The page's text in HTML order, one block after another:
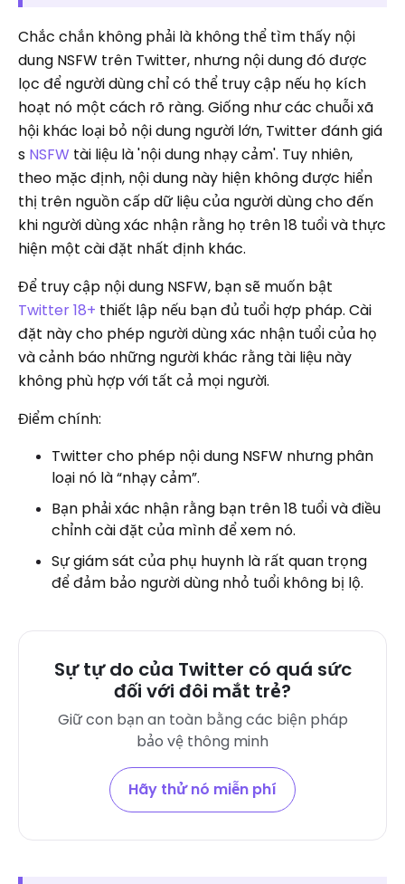
Chắc chắn không phải là không thể tìm thấy nội
dung NSFW trên Twitter, nhưng nội dung đó được
lọc để người dùng chỉ có thể truy cập nếu họ kích
hoạt nó một cách rõ ràng. Giống như các chuỗi xã
hội khác loại bỏ nội dung người lớn, Twitter đánh giá
s NSFW tài liệu là 'nội dung nhạy cảm'. Tuy nhiên,
theo mặc định, nội dung này hiện không được hiển
thị trên nguồn cấp dữ liệu của người dùng cho đến
khi người dùng xác nhận rằng họ trên 18 tuổi và thực
hiện một cài đặt nhất định khác.
Để truy cập nội dung NSFW, bạn sẽ muốn bật
Twitter 18+ thiết lập nếu bạn đủ tuổi hợp pháp. Cài
đặt này cho phép người dùng xác nhận tuổi của họ
và cảnh báo những người khác rằng tài liệu này
không phù hợp với tất cả mọi người.
Điểm chính:
Twitter cho phép nội dung NSFW nhưng phân
loại nó là “nhạy cảm”.
Bạn phải xác nhận rằng bạn trên 18 tuổi và điều
chỉnh cài đặt của mình để xem nó.
Sự giám sát của phụ huynh là rất quan trọng
để đảm bảo người dùng nhỏ tuổi không bị lộ.
Sự tự do của Twitter có quá sức
đối với đôi mắt trẻ?
Giữ con bạn an toàn bằng các biện pháp
bảo vệ thông minh
Hãy thử nó miễn phí